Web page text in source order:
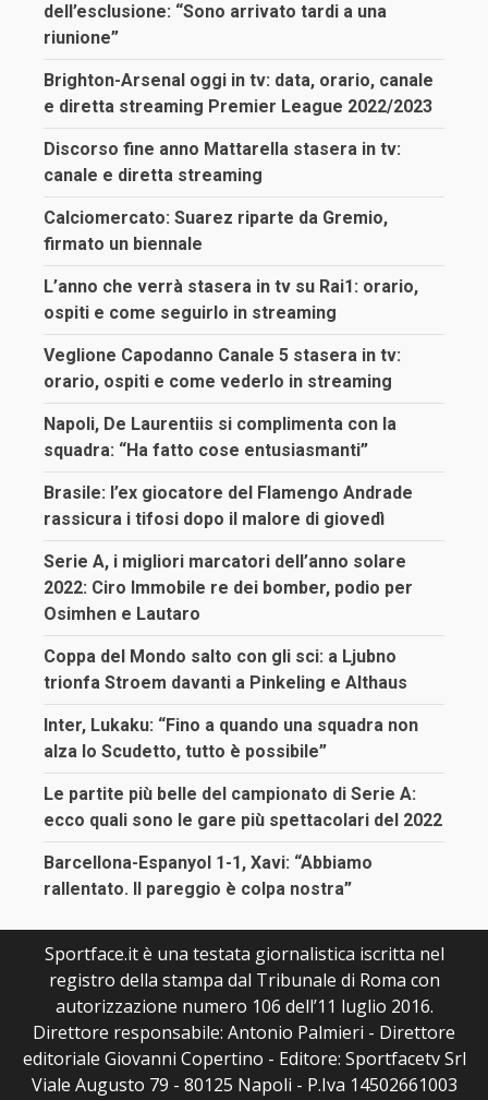
dell’esclusione: “Sono arrivato tardi a una
riunione”
Brighton-Arsenal oggi in tv: data, orario, canale
e diretta streaming Premier League 2022/2023
Discorso fine anno Mattarella stasera in tv:
canale e diretta streaming
Calciomercato: Suarez riparte da Gremio,
firmato un biennale
L’anno che verrà stasera in tv su Rai1: orario,
ospiti e come seguirlo in streaming
Veglione Capodanno Canale 5 stasera in tv:
orario, ospiti e come vederlo in streaming
Napoli, De Laurentiis si complimenta con la
squadra: “Ha fatto cose entusiasmanti”
Brasile: l’ex giocatore del Flamengo Andrade
rassicura i tifosi dopo il malore di giovedì
Serie A, i migliori marcatori dell’anno solare
2022: Ciro Immobile re dei bomber, podio per
Osimhen e Lautaro
Coppa del Mondo salto con gli sci: a Ljubno
trionfa Stroem davanti a Pinkeling e Althaus
Inter, Lukaku: “Fino a quando una squadra non
alza lo Scudetto, tutto è possibile”
Le partite più belle del campionato di Serie A:
ecco quali sono le gare più spettacolari del 2022
Barcellona-Espanyol 1-1, Xavi: “Abbiamo
rallentato. Il pareggio è colpa nostra”
Sportface.it è una testata giornalistica iscritta nel
registro della stampa dal Tribunale di Roma con
autorizzazione numero 106 dell’11 luglio 2016.
Direttore responsabile: Antonio Palmieri - Direttore
editoriale Giovanni Copertino - Editore: Sportfacetv Srl
Viale Augusto 79 - 80125 Napoli - P.Iva 14502661003